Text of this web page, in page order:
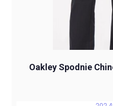
Oakley Spodnie